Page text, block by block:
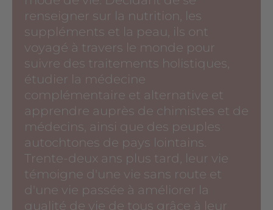
renseigner sur la nutrition, les
suppléments et la peau, ils ont
voyagé à travers le monde pour
suivre des traitements holistiques,
étudier la médecine
complémentaire et alternative et
apprendre auprès de chimistes et de
médecins, ainsi que des peuples
autochtones de pays lointains.
Trente-deux ans plus tard, leur vie
témoigne d'une vie sans route et
d'une vie passée à améliorer la
qualité de vie de tous grâce à leur